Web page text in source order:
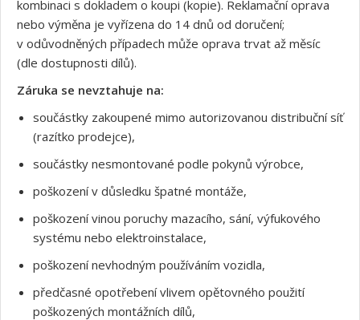
kombinaci s dokladem o koupi (kopie). Reklamační oprava
nebo výměna je vyřízena do 14 dnů od doručení;
v odůvodněných případech může oprava trvat až měsíc
(dle dostupnosti dílů).
Záruka se nevztahuje na:
součástky zakoupené mimo autorizovanou distribuční síť
(razítko prodejce),
součástky nesmontované podle pokynů výrobce,
poškození v důsledku špatné montáže,
poškození vinou poruchy mazacího, sání, výfukového
systému nebo elektroinstalace,
poškození nevhodným používáním vozidla,
předčasné opotřebení vlivem opětovného použití
poškozených montážních dílů,
Souhlasím s GDPR